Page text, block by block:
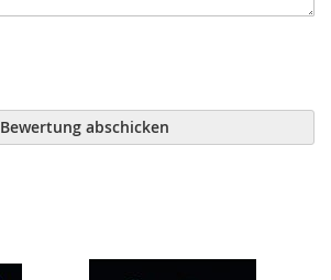
Bewertung abschicken